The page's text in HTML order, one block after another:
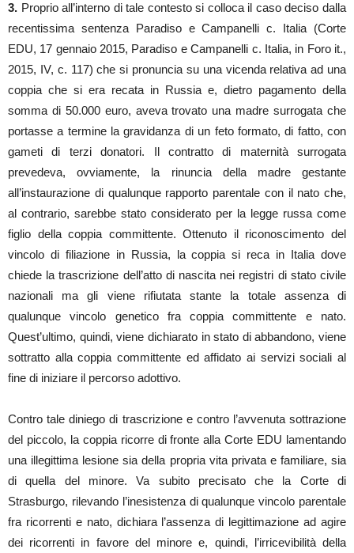
3. Proprio all’interno di tale contesto si colloca il caso deciso dalla
recentissima sentenza Paradiso e Campanelli c. Italia (Corte
EDU, 17 gennaio 2015, Paradiso e Campanelli c. Italia, in Foro it.,
2015, IV, c. 117) che si pronuncia su una vicenda relativa ad una
coppia che si era recata in Russia e, dietro pagamento della
somma di 50.000 euro, aveva trovato una madre surrogata che
portasse a termine la gravidanza di un feto formato, di fatto, con
gameti di terzi donatori. Il contratto di maternità surrogata
prevedeva, ovviamente, la rinuncia della madre gestante
all’instaurazione di qualunque rapporto parentale con il nato che,
al contrario, sarebbe stato considerato per la legge russa come
figlio della coppia committente. Ottenuto il riconoscimento del
vincolo di filiazione in Russia, la coppia si reca in Italia dove
chiede la trascrizione dell’atto di nascita nei registri di stato civile
nazionali ma gli viene rifiutata stante la totale assenza di
qualunque vincolo genetico fra coppia committente e nato.
Quest’ultimo, quindi, viene dichiarato in stato di abbandono, viene
sottratto alla coppia committente ed affidato ai servizi sociali al
fine di iniziare il percorso adottivo.
Contro tale diniego di trascrizione e contro l’avvenuta sottrazione
del piccolo, la coppia ricorre di fronte alla Corte EDU lamentando
una illegittima lesione sia della propria vita privata e familiare, sia
di quella del minore. Va subito precisato che la Corte di
Strasburgo, rilevando l’inesistenza di qualunque vincolo parentale
fra ricorrenti e nato, dichiara l’assenza di legittimazione ad agire
dei ricorrenti in favore del minore e, quindi, l’irricevibilità della